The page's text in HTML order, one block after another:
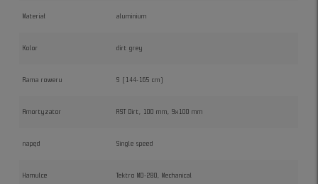
Materiał aluminium
Kolor dirt grey
Rama roweru S (144-165 cm)
Amortyzator RST Dirt, 100 mm, 9x100 mm
napęd Single speed
Hamulce Tektro MD-280, Mechanical